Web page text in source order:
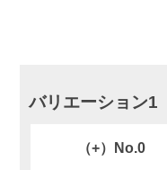
バリエーション1
（+）No.0